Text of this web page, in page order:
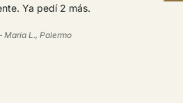
dudas.
R., Quilmes